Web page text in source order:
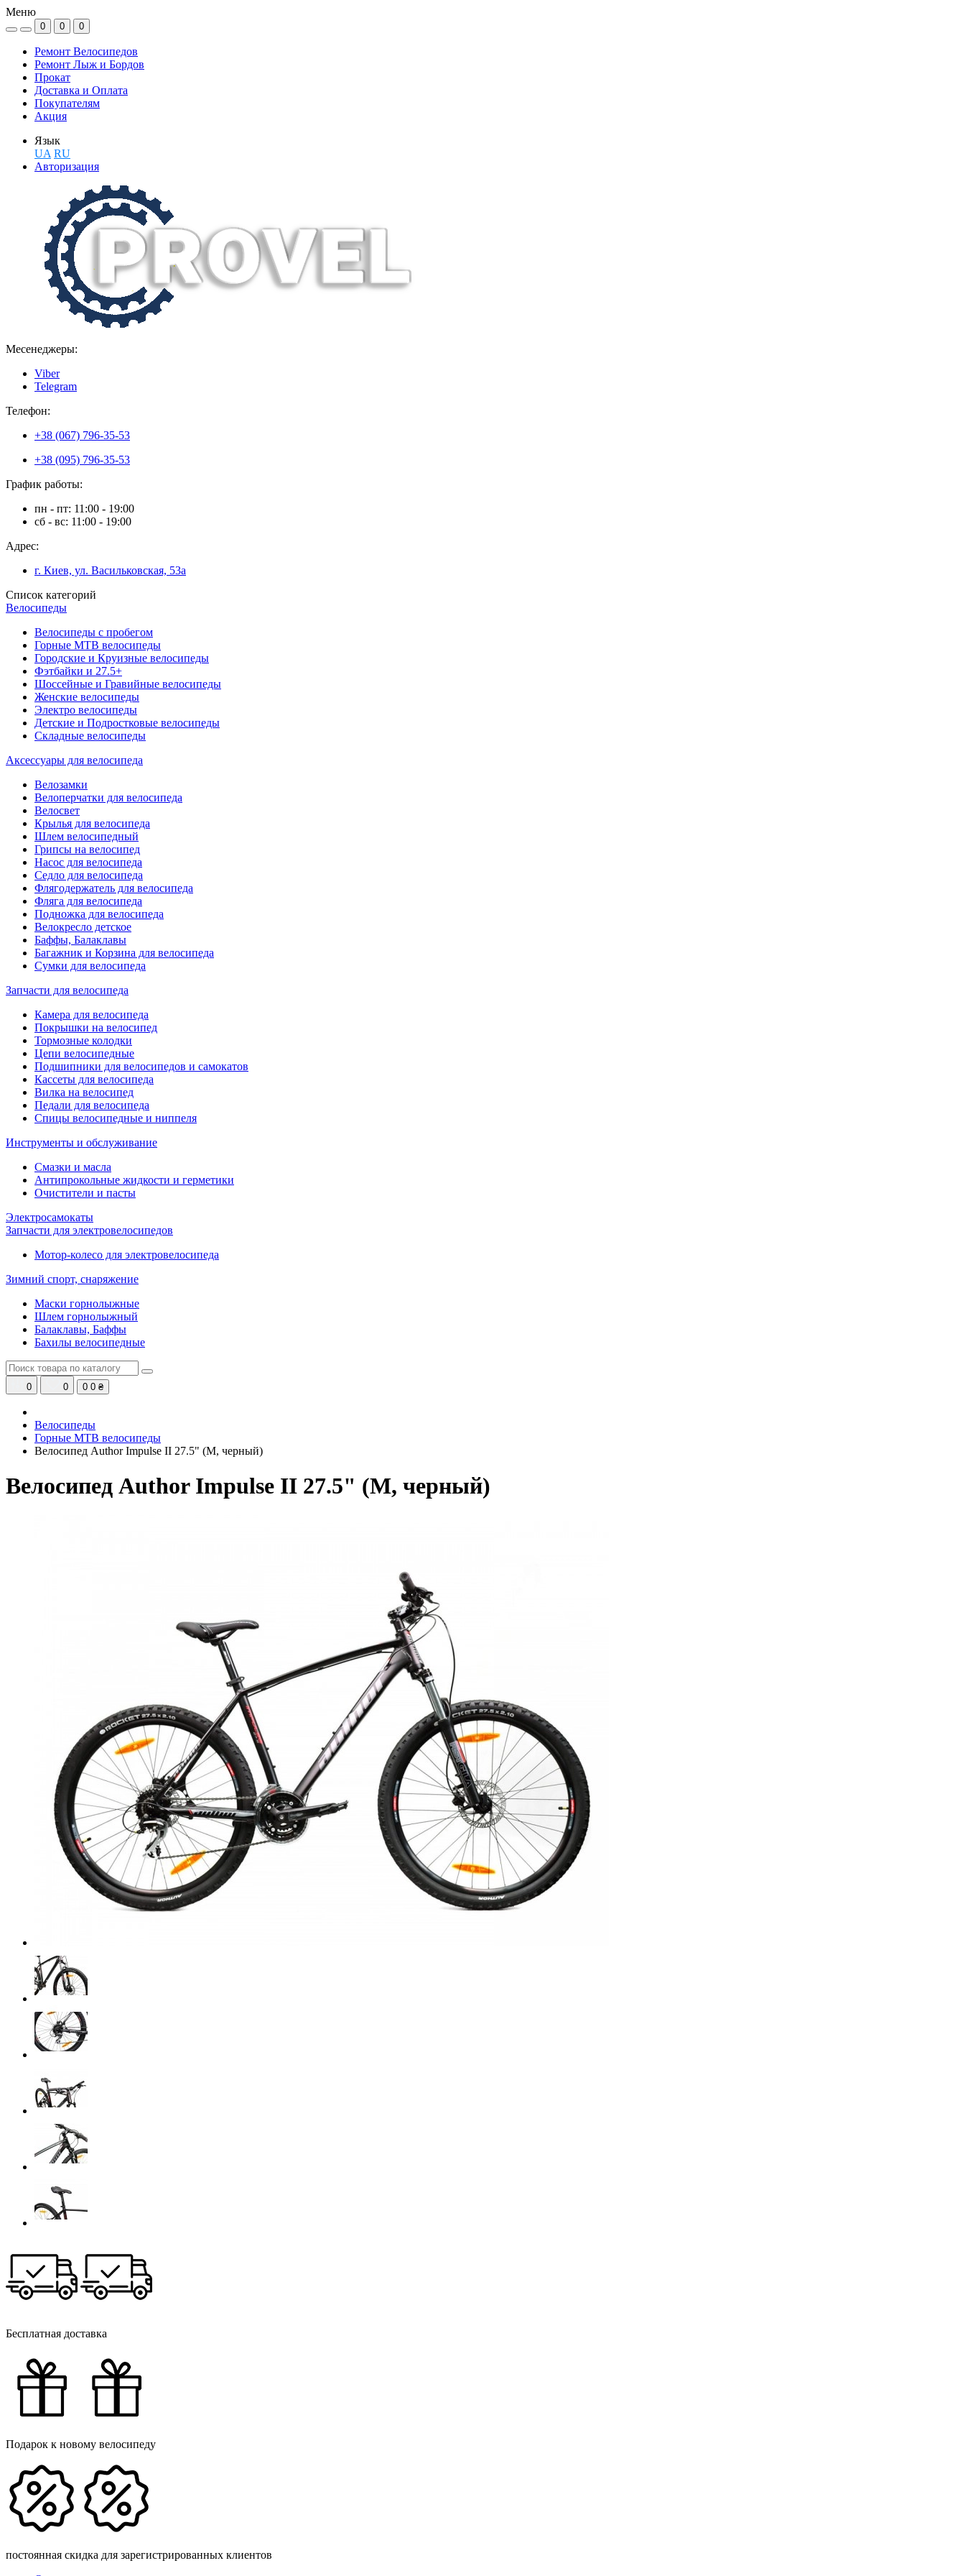
Меню
0 0 0
Ремонт Велосипедов
Ремонт Лыж и Бордов
Прокат
Доставка и Оплата
Покупателям
Акция
Язык
UA RU
Авторизация
Месенеджеры:
Viber
Telegram
Телефон:
+38 (067) 796-35-53
+38 (095) 796-35-53
График работы:
пн - пт: 11:00 - 19:00
сб - вс: 11:00 - 19:00
Адрес:
г. Киев, ул. Васильковская, 53а
Список категорий
Велосипеды
Велосипеды с пробегом
Горные MTB велосипеды
Городские и Круизные велосипеды
Фэтбайки и 27.5+
Шоссейные и Гравийные велосипеды
Женские велосипеды
Электро велосипеды
Детские и Подростковые велосипеды
Складные велосипеды
Аксессуары для велосипеда
Велозамки
Велоперчатки для велосипеда
Велосвет
Крылья для велосипеда
Шлем велосипедный
Грипсы на велосипед
Насос для велосипеда
Седло для велосипеда
Флягодержатель для велосипеда
Фляга для велосипеда
Подножка для велосипеда
Велокресло детское
Баффы, Балаклавы
Багажник и Корзина для велосипеда
Cумки для велосипеда
Запчасти для велосипеда
Камера для велосипеда
Покрышки на велосипед
Тормозные колодки
Цепи велосипедные
Подшипники для велосипедов и самокатов
Кассеты для велосипеда
Вилка на велосипед
Педали для велосипеда
Спицы велосипедные и ниппеля
Инструменты и обслуживание
Смазки и масла
Антипрокольные жидкости и герметики
Очистители и пасты
Электросамокаты
Запчасти для электровелосипедов
Мотор-колесо для электровелосипеда
Зимний спорт, снаряжение
Маски горнолыжные
Шлем горнолыжный
Балаклавы, Баффы
Бахилы велосипедные
0 0 0 0 ₴
Велосипеды
Горные MTB велосипеды
Велосипед Author Impulse II 27.5" (M, черный)
Велосипед Author Impulse II 27.5" (M, черный)
Бесплатная доставка
Подарок к новому велосипеду
постоянная скидка для зарегистрированных клиентов